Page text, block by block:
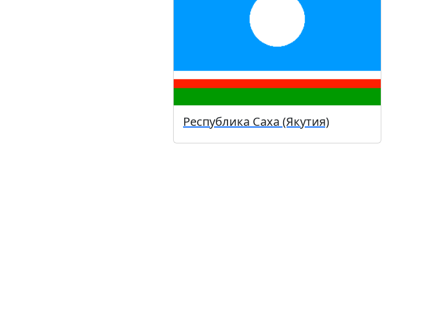
Республика Саха (Якутия)